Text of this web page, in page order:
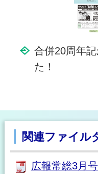
合併20周年
た！
関連ファイル
広報常総3月